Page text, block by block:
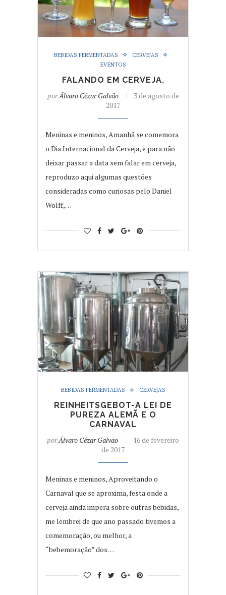
BEBIDAS FERMENTADAS
CERVEJAS
EVENTOS
FALANDO EM CERVEJA.
porÁlvaro Cézar Galvão
3 de agosto de
2017
Meninas e meninos, Amanhã se comemora
o Dia Internacional da Cerveja, e para não
deixar passar a data sem falar em cerveja,
reproduzo aqui algumas questões
consideradas como curiosas pelo Daniel
Wolff,…
BEBIDAS FERMENTADAS CERVEJAS
REINHEITSGEBOT-A LEI DE
PUREZA ALEMÃ E O
CARNAVAL
porÁlvaro Cézar Galvão
16 de fevereiro
de 2017
Meninas e meninos, Aproveitando o
Carnaval que se aproxima, festa onde a
cerveja ainda impera sobre outras bebidas,
me lembrei de que ano passado tivemos a
comemoração, ou melhor, a
“bebemoração” dos…